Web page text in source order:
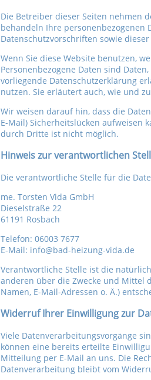
Die Betreiber dieser Seiten nehmen
behandeln Ihre
Datenschutzvorschriften sowie
Wenn Sie diese Website benutzen,
Personenbezogene Daten sind
vorliegende Datenschutzerklärung
nutzen. Sie erläutert auch, wie und
Wir weisen darauf hin, dass die
E-Mail) Sicherheitslücken aufweisen
durch Dritte ist nicht möglich.
Hinweis zur verantwortlichen
Die verantwortliche Stelle für die
me. Torsten Vida GmbH
Dieselstraße 22
61191 Rosbach
Telefon: 06003 7677
E-Mail: info@bad-heizung-vida.de
Verantwortliche Stelle ist die
anderen über die Zwecke und Mittel
Namen, E-Mail-Adressen o. Ä.)
Widerruf Ihrer Einwilligung zur
Viele Datenverarbeitungsvorgänge
können eine bereits erteilte
Mitteilung per E-Mail an uns. Die
Datenverarbeitung bleibt vom